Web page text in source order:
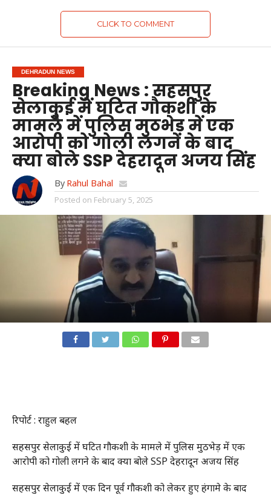
CLICK TO COMMENT
DEHRADUN NEWS
Breaking News : सहसपुर
सेलाकुई में घटित गौकशी के
मामले में पुलिस मुठभेड़ में एक
आरोपी को गोली लगने के बाद
क्या बोले SSP देहरादून अजय सिंह
By Rahul Bahal
Posted on February 5, 2025
रिपोर्ट : राहुल बहल
सहसपुर सेलाकुई में घटित गौकशी के मामले में पुलिस मुठभेड़ में एक
आरोपी को गोली लगने के बाद क्या बोले SSP देहरादून अजय सिंह
सहसपुर सेलाकुई में एक दिन पूर्व गौकशी को लेकर हुए हंगामे के बाद